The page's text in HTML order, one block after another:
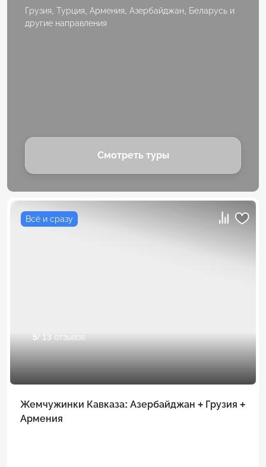
Грузия, Турция, Армения, Азербайджан, Беларусь и
другие направления
Смотреть туры
Всё и сразу
5/ 13 отзывов
Жемчужинки Кавказа: Азербайджан + Грузия +
Армения